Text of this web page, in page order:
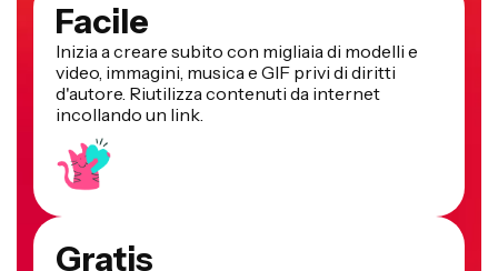
Facile
Inizia a creare subito con migliaia di modelli e
video, immagini, musica e GIF privi di diritti
d'autore. Riutilizza contenuti da internet
incollando un link.
Gratis